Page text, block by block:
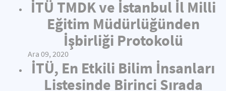
İTÜ TMDK ve İstanbul İl Milli
Eğitim Müdürlüğünden
İşbirliği Protokolü
Ara 09, 2020
İTÜ, En Etkili Bilim İnsanları
Listesinde Birinci Sırada